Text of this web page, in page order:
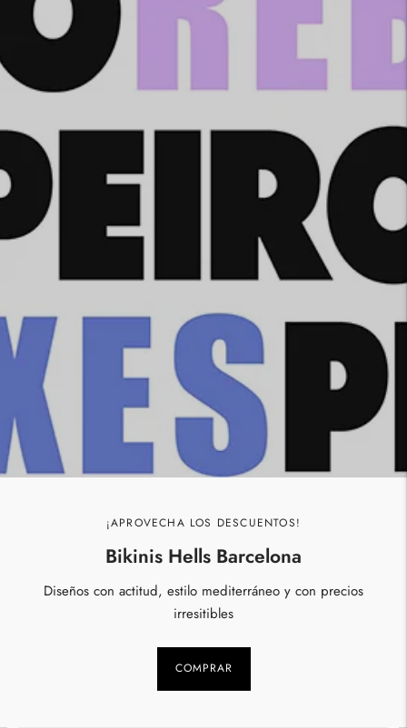
¡APROVECHA LOS DESCUENTOS!
Bikinis Hells Barcelona
Diseños con actitud, estilo mediterráneo y con precios
irresitibles
COMPRAR